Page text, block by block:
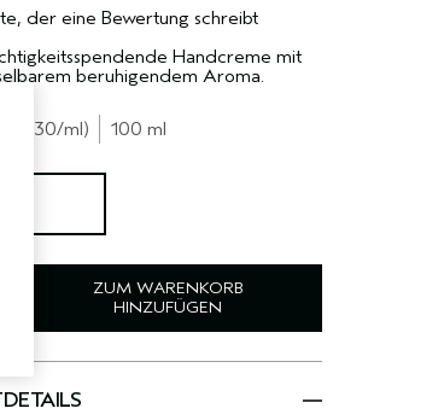
der eine Bewertung schreibt
Handcreme mit
beruhigendem Aroma.
€0.30/ml 100 ml
ZUM WARENKORB
HINZUFÜGEN